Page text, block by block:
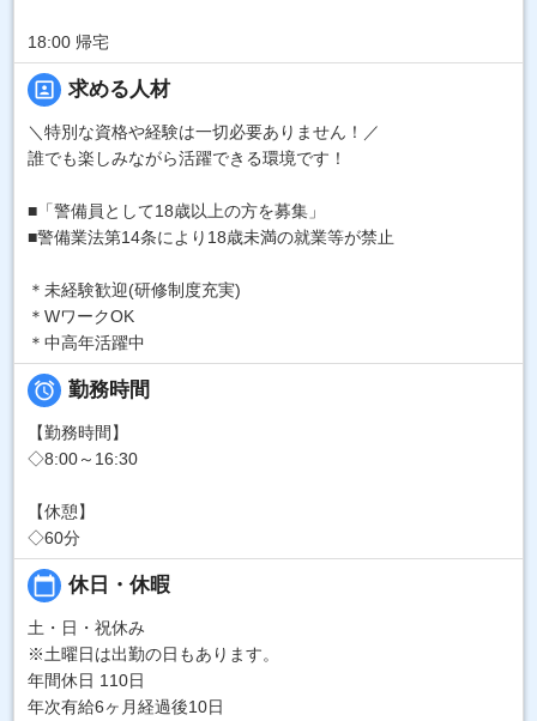
18:00 帰宅
portrait 求める人材
＼特別な資格や経験は一切必要ありません！／
誰でも楽しみながら活躍できる環境です！
■「警備員として18歳以上の方を募集」
■警備業法第14条により18歳未満の就業等が禁止
＊未経験歓迎(研修制度充実)
＊WワークOK
＊中高年活躍中
 勤務時間
【勤務時間】
◇8:00～16:30
【休憩】
◇60分
calendar_today 休日・休暇
土・日・祝休み
※土曜日は出勤の日もあります。
年間休日 110日
年次有給6ヶ月経過後10日